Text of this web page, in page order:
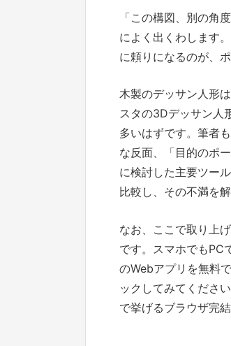
「この構図、別の角
によく出くわします
に頼りになるのが、
木製のデッサン人形
スタの3Dデッサン人
多いはずです。筆者
な反面、「目的のポ
に検討した主要ツー
比較し、その不満を
なお、ここで取り上
です。スマホでもPC
のWebアプリを無料
ックしてみてくださ
で挙げるブラウザ完